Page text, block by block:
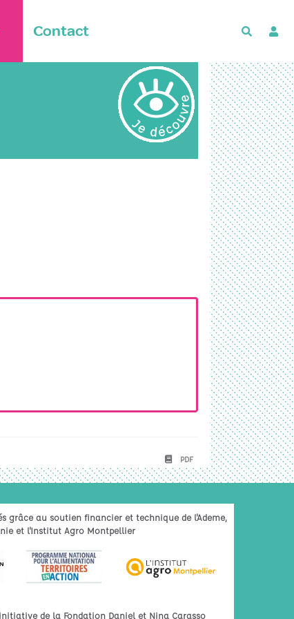
Contact
PDF
grâce au soutien financier et technique de l'Ademe,
et l'Institut Agro Montpellier
de la Fondation Daniel et Nina Carasso